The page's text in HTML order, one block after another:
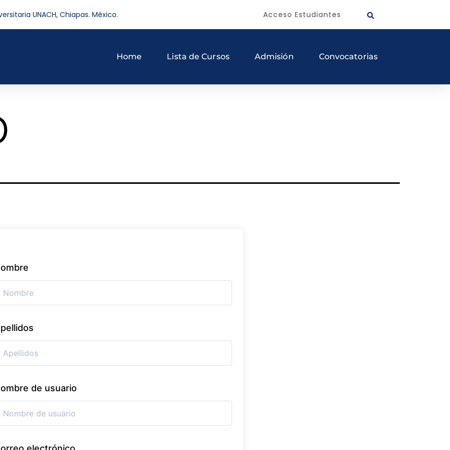
UNACH, Chiapas. México. Acceso Estudiantes
Home Lista de Cursos Admisión Convocatorias
de usuario